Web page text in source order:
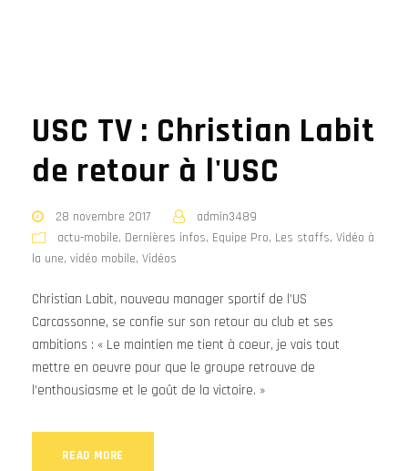
USC TV : Christian Labit
de retour à l'USC
28 novembre 2017
admin3489
actu-mobile, Dernières infos, Equipe Pro, Les staffs, Vidéo à
la une, vidéo mobile, Vidéos
Christian Labit, nouveau manager sportif de l’US
Carcassonne, se confie sur son retour au club et ses
ambitions : « Le maintien me tient à coeur, je vais tout
mettre en oeuvre pour que le groupe retrouve de
l’enthousiasme et le goût de la victoire. »
READ MORE